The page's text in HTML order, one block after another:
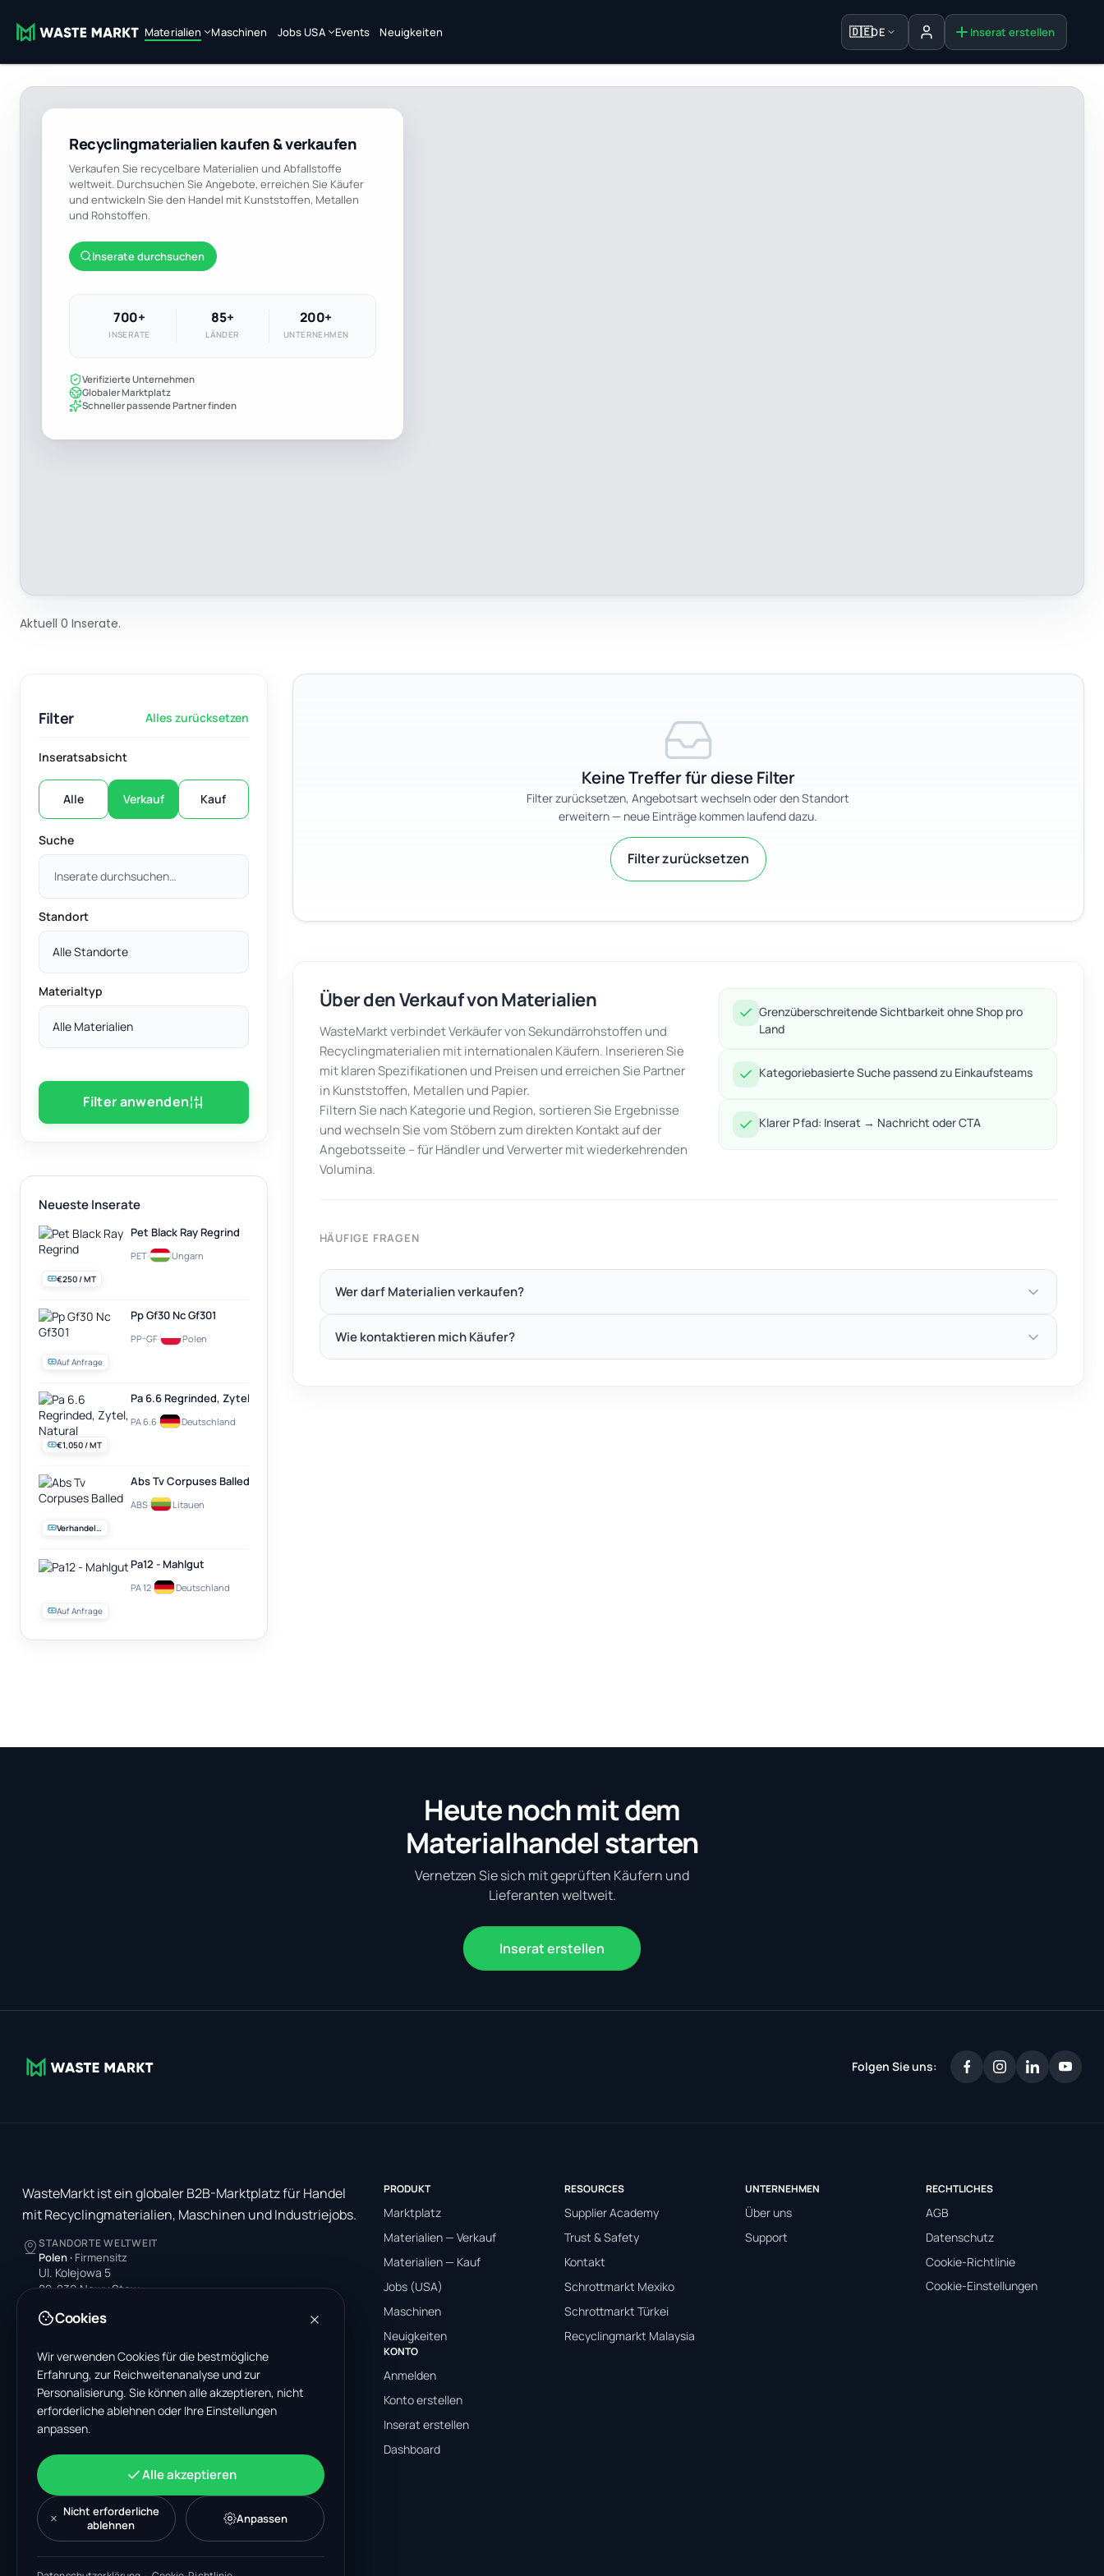
Materialien Maschinen Jobs USA Events Neuigkeiten 🇩🇪DE AnmeldenInserat erstellen
Recyclingmaterialien kaufen & verkaufen
Verkaufen Sie recycelbare Materialien und Abfallstoffe
weltweit. Durchsuchen Sie Angebote, erreichen Sie Käufer
und entwickeln Sie den Handel mit Kunststoffen, Metallen
und Rohstoffen.
Inserate durchsuchen
700+
INSERATE
85+
LÄNDER
200+
UNTERNEHMEN
Verifizierte Unternehmen
Globaler Marktplatz
Schneller passende Partner finden
Aktuell 0 Inserate.
Filter Alles zurücksetzen
Inseratsabsicht
Alle Verkauf Kauf
Suche
Standort
Alle Standorte
Materialtyp
Alle Materialien
Filter anwenden
Neueste Inserate
€250 / MT
Pet Black Ray Regrind
PET· Ungarn
Auf Anfrage
Pp Gf30 Nc Gf301
PP-GF· Polen
€1,050 / MT
Pa 6.6 Regrinded, Zytel, Natural
PA 6.6· Deutschland
Verhandelbar
Abs Tv Corpuses Balled
ABS· Litauen
Auf Anfrage
Pa12 - Mahlgut
PA 12· Deutschland
Keine Treffer für diese Filter
Filter zurücksetzen, Angebotsart wechseln oder den Standort
erweitern — neue Einträge kommen laufend dazu.
Filter zurücksetzen
Über den Verkauf von Materialien
WasteMarkt verbindet Verkäufer von Sekundärrohstoffen und
Recyclingmaterialien mit internationalen Käufern. Inserieren Sie
mit klaren Spezifikationen und Preisen und erreichen Sie Partner
in Kunststoffen, Metallen und Papier.
Filtern Sie nach Kategorie und Region, sortieren Sie Ergebnisse
und wechseln Sie vom Stöbern zum direkten Kontakt auf der
Angebotsseite – für Händler und Verwerter mit wiederkehrenden
Volumina.
Grenzüberschreitende Sichtbarkeit ohne Shop pro
Land
Kategoriebasierte Suche passend zu Einkaufsteams
Klarer Pfad: Inserat → Nachricht oder CTA
HÄUFIGE FRAGEN
Wer darf Materialien verkaufen?
Wie kontaktieren mich Käufer?
Heute noch mit dem
Materialhandel starten
Vernetzen Sie sich mit geprüften Käufern und
Lieferanten weltweit.
Inserat erstellen
Folgen Sie uns:
WasteMarkt ist ein globaler B2B-Marktplatz für Handel
mit Recyclingmaterialien, Maschinen und Industriejobs.
STANDORTE WELTWEIT
Polen · Firmensitz
Ul. Kolejowa 5
82-230 Nowy Staw
4378 Park Blvd N
Pinellas Park, FL 33781-3536
United States
Indien
A-199, Sector 63
Noida, Uttar Pradesh 201301
India
+48 606 662 650
support@wastemarkt.com
office@wastemarkt.com
PRODUKT
Marktplatz
Materialien — Verkauf
Materialien — Kauf
Jobs (USA)
Maschinen
Neuigkeiten
RESOURCES
Supplier Academy
Trust & Safety
Kontakt
Schrottmarkt Mexiko
Schrottmarkt Türkei
Recyclingmarkt Malaysia
UNTERNEHMEN
Über uns
Support
RECHTLICHES
AGB
Datenschutz
Cookie-Richtlinie
Cookie-Einstellungen
KONTO
Anmelden
Konto erstellen
Inserat erstellen
Dashboard
Cookies
Wir verwenden Cookies für die bestmögliche
Erfahrung, zur Reichweitenanalyse und zur
Personalisierung. Sie können alle akzeptieren, nicht
erforderliche ablehnen oder Ihre Einstellungen
anpassen.
Alle akzeptieren
Nicht erforderliche
ablehnen
Anpassen